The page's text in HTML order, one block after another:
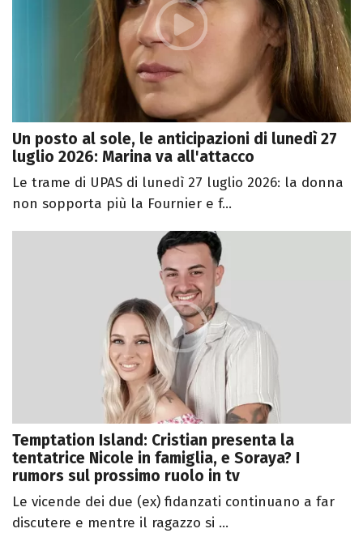
Un posto al sole, le anticipazioni di lunedì 27
luglio 2026: Marina va all'attacco
Le trame di UPAS di lunedì 27 luglio 2026: la donna
non sopporta più la Fournier e f...
Temptation Island: Cristian presenta la
tentatrice Nicole in famiglia, e Soraya? I
rumors sul prossimo ruolo in tv
Le vicende dei due (ex) fidanzati continuano a far
discutere e mentre il ragazzo si ...